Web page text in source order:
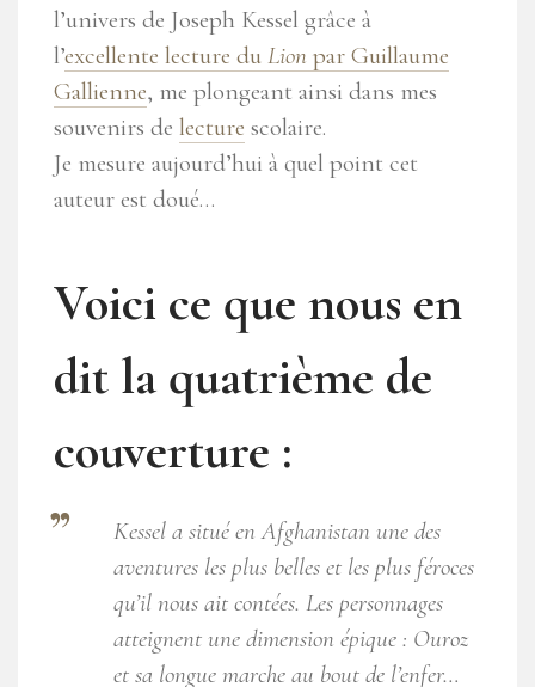
l’univers de Joseph Kessel grâce à
l’excellente lecture du Lion par Guillaume
Gallienne, me plongeant ainsi dans mes
souvenirs de lecture scolaire.
Je mesure aujourd’hui à quel point cet
auteur est doué…
Voici ce que nous en
dit la quatrième de
couverture :
Kessel a situé en Afghanistan une des
aventures les plus belles et les plus féroces
qu’il nous ait contées. Les personnages
atteignent une dimension épique : Ouroz
et sa longue marche au bout de l’enfer…